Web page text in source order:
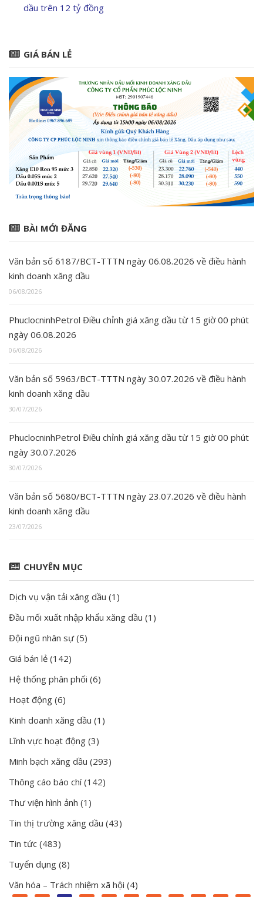
dầu trên 12 tỷ đồng
GIÁ BÁN LẺ
BÀI MỚI ĐĂNG
Văn bản số 6187/BCT-TTTN ngày 06.08.2026 về điều hành
kinh doanh xăng dầu
06/08/2026
PhuclocninhPetrol Điều chỉnh giá xăng dầu từ 15 giờ 00 phút
ngày 06.08.2026
06/08/2026
Văn bản số 5963/BCT-TTTN ngày 30.07.2026 về điều hành
kinh doanh xăng dầu
30/07/2026
PhuclocninhPetrol Điều chỉnh giá xăng dầu từ 15 giờ 00 phút
ngày 30.07.2026
30/07/2026
Văn bản số 5680/BCT-TTTN ngày 23.07.2026 về điều hành
kinh doanh xăng dầu
23/07/2026
CHUYÊN MỤC
Dịch vụ vận tải xăng dầu (1)
Đầu mối xuất nhập khẩu xăng dầu (1)
Đội ngũ nhân sự(5)
Giá bán lẻ (142)
Hệ thống phân phối (6)
Hoạt động (6)
Kinh doanh xăng dầu (1)
Lĩnh vực hoạt động (3)
Minh bạch xăng dầu (293)
Thông cáo báo chí(142)
Thư viện hình ảnh (1)
Tin thị trường xăng dầu (43)
Tin tức (483)
Tuyển dụng (8)
Văn hóa – Trách nhiệm xã hội (4)